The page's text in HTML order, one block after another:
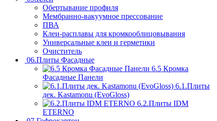
Обертывание профиля
Мембранно-вакуумное прессование
ПВА
Клеи-расплавы для кромкооблицовывания
Универсальные клеи и герметики
Очиститель
06.Плиты Фасадные
6.5 Кромка
Фасадные Панели
6.1.Плиты
дек. Kastamonu (EvoGloss)
6.2.Плиты IDM
ETERNO